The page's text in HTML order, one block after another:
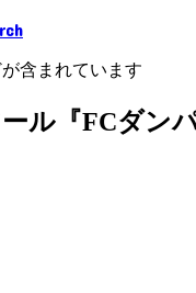
含まれています
ル『FCダン